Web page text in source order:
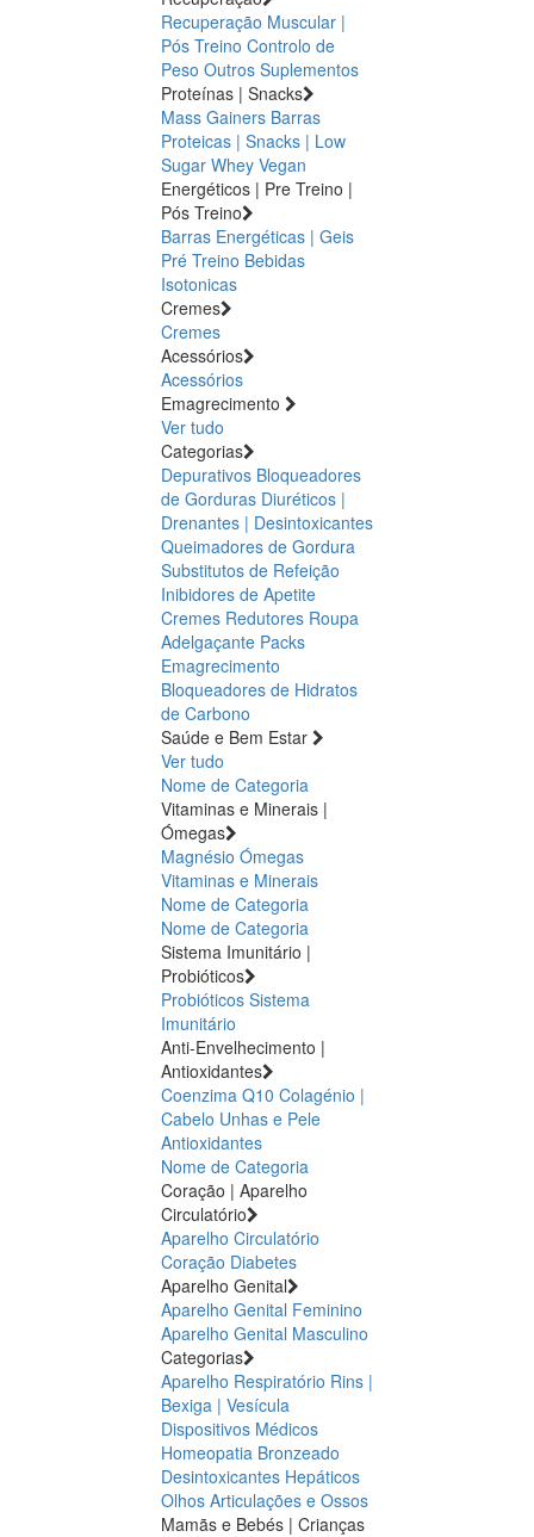
Recuperação Muscular |
Pós Treino Controlo de
Peso Outros Suplementos
Proteínas | Snacks
Mass Gainers Barras
Proteicas | Snacks | Low
Sugar Whey Vegan
Energéticos | Pre Treino |
Pós Treino
Barras Energéticas | Geis
Pré Treino Bebidas
Isotonicas
Cremes
Cremes
Acessórios
Acessórios
Emagrecimento
Ver tudo
Categorias
Depurativos Bloqueadores
de Gorduras Diuréticos |
Drenantes | Desintoxicantes
Queimadores de Gordura
Substitutos de Refeição
Inibidores de Apetite
Cremes Redutores Roupa
Adelgaçante Packs
Emagrecimento
Bloqueadores de Hidratos
de Carbono
Saúde e Bem Estar
Ver tudo
Nome de Categoria
Vitaminas e Minerais |
Ómegas
Magnésio Ómegas
Vitaminas e Minerais
Nome de Categoria
Nome de Categoria
Sistema Imunitário |
Probióticos
Probióticos Sistema
Imunitário
Anti-Envelhecimento |
Antioxidantes
Coenzima Q10 Colagénio |
Cabelo Unhas e Pele
Antioxidantes
Nome de Categoria
Coração | Aparelho
Circulatório
Aparelho Circulatório
Coração Diabetes
Aparelho Genital
Aparelho Genital Feminino
Aparelho Genital Masculino
Categorias
Aparelho Respiratório Rins |
Bexiga | Vesícula
Dispositivos Médicos
Homeopatia Bronzeado
Desintoxicantes Hepáticos
Olhos Articulações e Ossos
Mamãs e Bebés | Crianças